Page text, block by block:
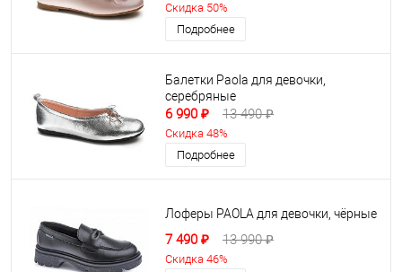
Скидка 50%
Подробнее
Балетки Paola для девочки,
серебряные
6 990 ₽ 13 490 ₽
Скидка 48%
Подробнее
Лоферы PAOLA для девочки, чёрные
7 490 ₽ 13 990 ₽
Скидка 46%